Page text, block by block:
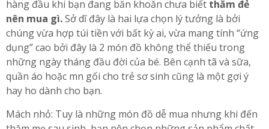
hàng đầu khi bạn đang băn khoăn chưa biết thăm đẻ
nên mua gì.Sở dĩ đây là hai lựa chọn lý tưởng là bởi
chúng vừa hợp túi tiền với bất kỳ ai, vừa mang tính “ứng
dụng” cao bởi đây là 2 món đồ không thể thiếu trong
những ngày tháng đầu đời của bé. Bên cạnh tã và sữa,
quần áo hoặc mn gối cho trẻ sơ sinh cũng là một gợi ý
hay ho dành cho bạn.
Mách nhỏ: Tuy là những món đồ dễ mua nhưng khi đến